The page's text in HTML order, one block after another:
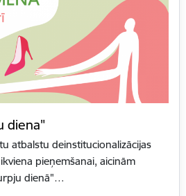
diena"
atbalstu deinstitucionalizācijas
pieņemšanai, aicinām
dienā"…